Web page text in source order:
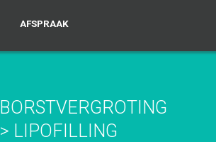
AFSPRAAK
BORSTVERGROTING
> LIPOFILLING